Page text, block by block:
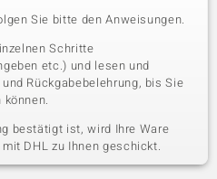
Sie bitte den Anweisungen.
Schritte
etc.) und lesen und
Rückgabebelehrung, bis Sie
bestätigt ist, wird Ihre Ware
DHL zu Ihnen geschickt.